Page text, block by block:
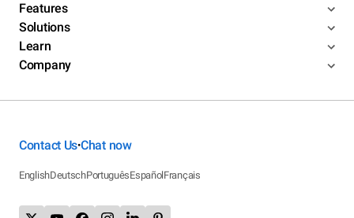
Features
Solutions
Learn
Company
Contact Us•Chat now
EnglishDeutschPortuguêsEspañolFrançais